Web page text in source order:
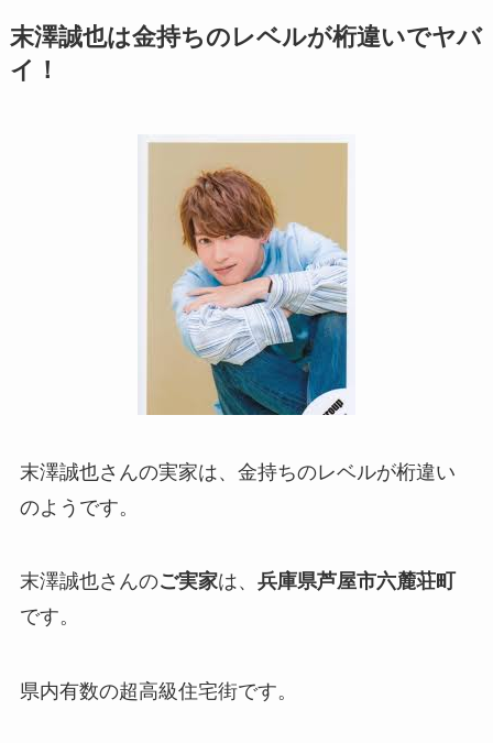
末澤誠也は金持ちのレベルが桁違いでヤバ
イ！
末澤誠也さんの実家は、金持ちのレベルが桁違い
のようです。
末澤誠也さんのご実家は、 兵庫県芦屋市六麓荘町
です。
県内有数の超高級住宅街です。